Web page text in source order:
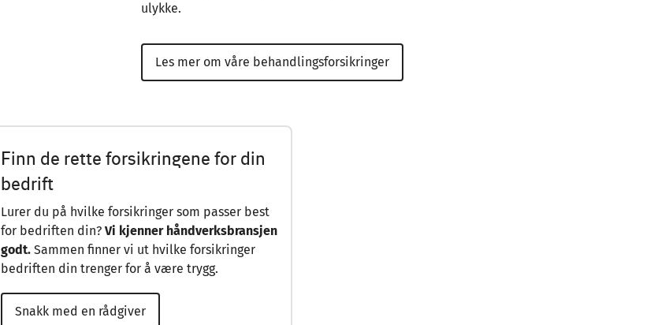
ulykke.
Les mer om våre behandlingsforsikringer
Finn de rette forsikringene for din
bedrift
Lurer du på hvilke forsikringer som passer best
for bedriften din?Vi kjenner håndverksbransjen
godt. Sammen finner vi ut hvilke forsikringer
bedriften din trenger for å være trygg.
Snakk med en rådgiver